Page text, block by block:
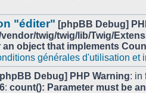
"éditer" [phpBB Debug]
vendor/twig/twig/lib/Twig/
an object that implements
générales d'utilisation et
Debug] PHP Warning: in
: count(): Parameter must be